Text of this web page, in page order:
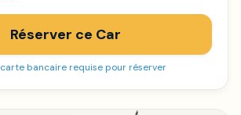
Réserver ce Car
bancaire requise pour réserver